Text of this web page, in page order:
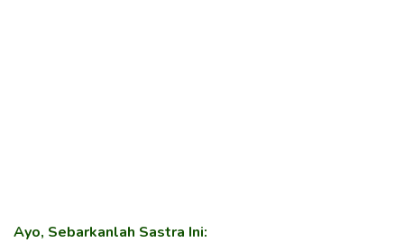
Ayo, Sebarkanlah Sastra Ini: